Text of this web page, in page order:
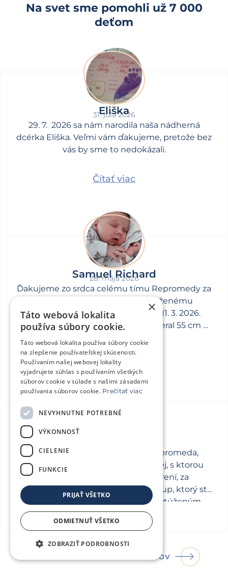
Na svet sme pomohli už 7 000
deťom
Eliška
31. júla 2026
29. 7. 2026 sa nám narodila naša nádherná
dcérka Eliška. Veľmi vám ďakujeme, pretože bez
vás by sme to nedokázali.
Čítať viac
Samuel Richard
28. mája 2026
Ďakujeme zo srdca celému tímu Repromedy za
pomoc na ceste k nášmu vytúženému
chlapčekovi, ktorý prišiel na svet 11. 3. 2026.
Samík pri narodení vážil 4460 g, meral 55 cm a
Čítať viac
Moc ďakujeme celému tímu Repromeda,
predovšetkým MUDr. Lucii Sovovej, s ktorou
sme absolvovali väčšinu vyšetrení, za
profesionálny a zároveň ľudský prístup, ktorý ste
nám venovali na našej ceste za vytúženým
bábätkom.
Čítať viac
ĎALŠIE PRÍBEHY NAŠICH KLIENTOV
×
Táto webová lokalita
používa súbory cookie.
Táto webová lokalita používa súbory cookie
na zlepšenie používateľskej skúsenosti.
Používaním našej webovej lokality
vyjadrujete súhlas s používaním všetkých
súborov cookie v súlade s našimi zásadami
používania súborov cookie. Prečítať viac
NEVYHNUTNE POTREBNÉ
VÝKONNOSŤ
CIELENIE
FUNKCIE
PRIJAŤ VŠETKO
ODMIETNUŤ VŠETKO
ZOBRAZIŤ PODROBNOSTI